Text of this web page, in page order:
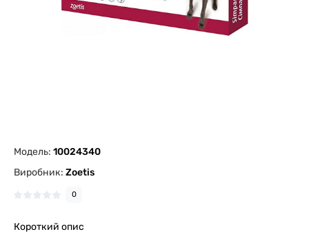
Модель: 10024340
Виробник: Zoetis
0
Короткий опис